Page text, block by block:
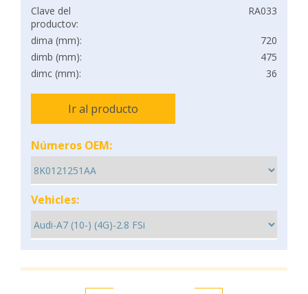
Clave del
productov:
RA033
dima (mm):
720
dimb (mm):
475
dimc (mm):
36
Ir al producto
Números OEM:
Vehicles: